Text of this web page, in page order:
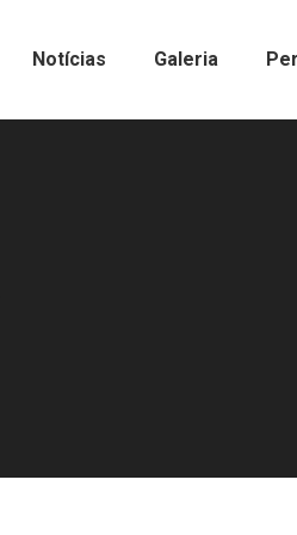
Notícias Galeria